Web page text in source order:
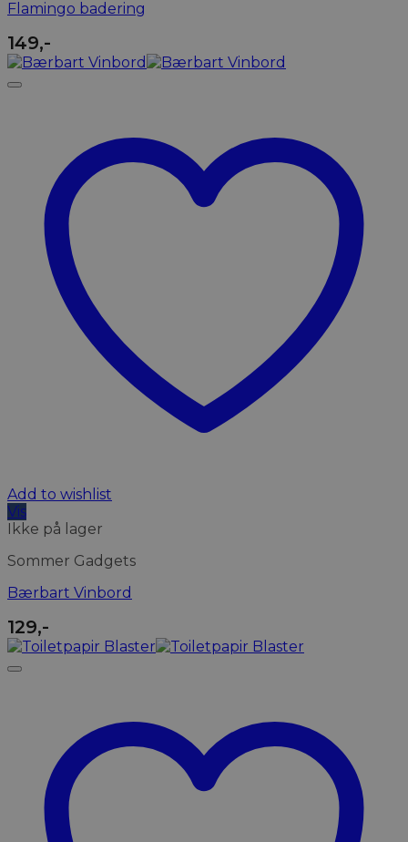
Flamingo badering
149,-
Add to wishlist
Vis
Ikke på lager
Sommer Gadgets
Bærbart Vinbord
129,-